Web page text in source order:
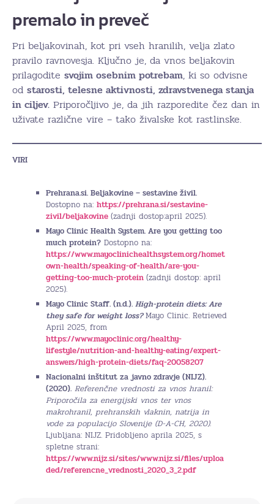
premalo in preveč
Pri beljakovinah, kot pri vseh hranilih, velja zlato
pravilo ravnovesja. Ključno je, da vnos beljakovin
prilagodite svojim osebnim potrebam, ki so odvisne
od starosti, telesne aktivnosti, zdravstvenega stanja
in ciljev. Priporočljivo je, da jih razporedite čez dan in
uživate različne vire – tako živalske kot rastlinske.
VIRI
Prehrana.si. Beljakovine – sestavine živil.
Dostopno na: https://prehrana.si/sestavine-
zivil/beljakovine (zadnji dostop:april 2025).
Mayo Clinic Health System. Are you getting too
much protein? Dostopno na:
https://www.mayoclinichealthsystem.org/homet
own-health/speaking-of-health/are-you-
getting-too-much-protein (zadnji dostop: april
2025).
Mayo Clinic Staff. (n.d.). High-protein diets: Are
they safe for weight loss? Mayo Clinic. Retrieved
April 2025, from
https://www.mayoclinic.org/healthy-
lifestyle/nutrition-and-healthy-eating/expert-
answers/high-protein-diets/faq-20058207
Nacionalni inštitut za javno zdravje (NIJZ).
(2020). Referenčne vrednosti za vnos hranil:
Priporočila za energijski vnos ter vnos
makrohranil, prehranskih vlaknin, natrija in
vode za populacijo Slovenije (D-A-CH, 2020).
Ljubljana: NIJZ. Pridobljeno aprila 2025, s
spletne strani:
https://www.nijz.si/sites/www.nijz.si/files/uploa
ded/referencne_vrednosti_2020_3_2.pdf